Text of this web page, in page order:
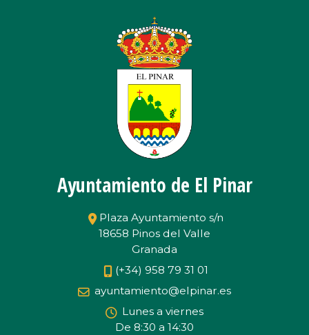
Ayuntamiento de El Pinar
Plaza Ayuntamiento s/n
18658 Pinos del Valle
Granada
(+34) 958 79 31 01
ayuntamiento@elpinar.es
Lunes a viernes
De 8:30 a 14:30